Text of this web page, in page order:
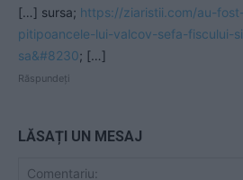
[…] sursa; https://ziaristii.com/au-
pitipoancele-lui-valcov-sefa-fiscului-
sa&#8230; […]
Răspundeți
LĂSAȚI UN MESAJ